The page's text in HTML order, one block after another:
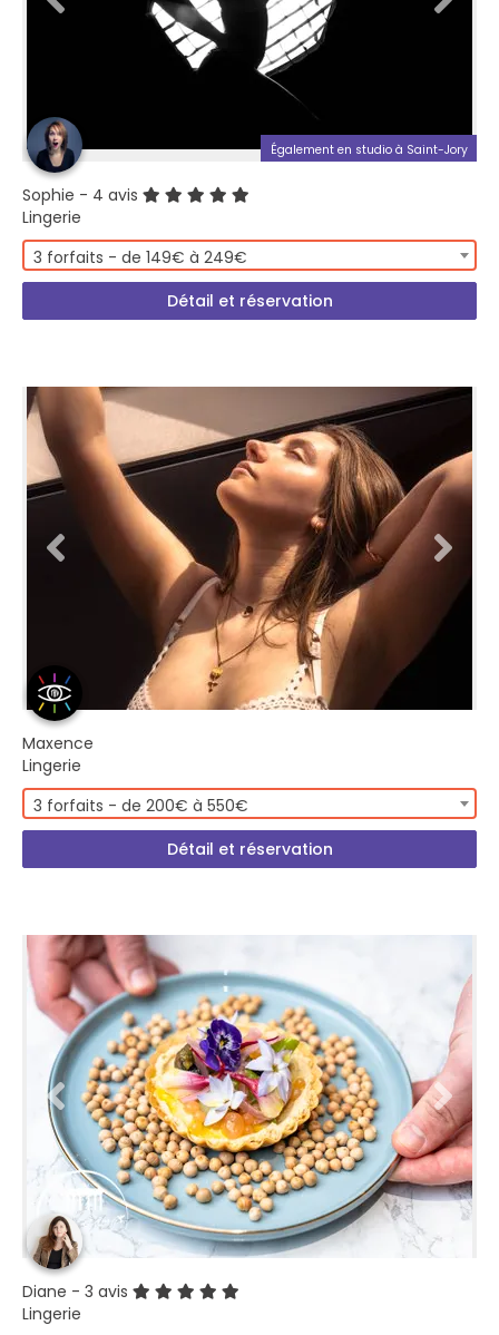
Également en studio à Saint-Jory
Sophie - 4 avis
Lingerie
3 forfaits - de 149€ à 249€
Détail et réservation
Maxence
Lingerie
3 forfaits - de 200€ à 550€
Détail et réservation
Diane - 3 avis
Lingerie